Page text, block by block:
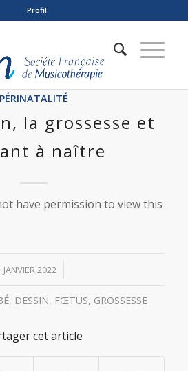
Profil
PÉRINATALITÉ
la grossesse et
à naître
have permission to view this
JANVIER 2022
/
, DESSIN, FŒTUS, GROSSESSE
cet article